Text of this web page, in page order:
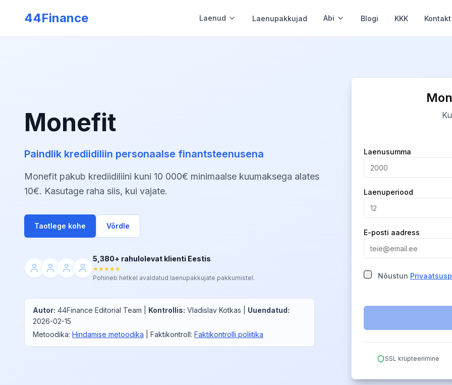
44Finance Laenud
kuni 3000€ Laen eraisikutelt Minimaalsed dokumendid
Hüpoteeklaen Laenu refinantseerimine
Ühenda laenud ja säästa
Laenupakkujad Abi
Hüpoteeklaenu kalkulaator
→Võla kasvu kalkulaator
→Ennetähtaegne tagasimakse
Blogi KKK Kontakt
Monefit
Paindlik krediidiliin personaalse finantsteenusena
Monefit pakub krediidiliini kuni 10 000€ minimaalse kuumaksega alates
10€. Kasutage raha siis, kui vajate.
Taotlege kohe Võrdle
5,380+ rahulolevat klienti Eestis
★★★★★
Pohineb hetkel avaldatud laenupakkujate pakkumistel.
Autor: 44Finance Editorial Team Kontrollis: Vladislav Kotkas Uuendatud:
2026-02-15
Metoodika: Hindamise metoodika Faktikontroll: Faktikontrolli poliitika
Company
Laenusumma
Laenuperiood
E-posti aadress
Nõustun
SSL krüpteerimine